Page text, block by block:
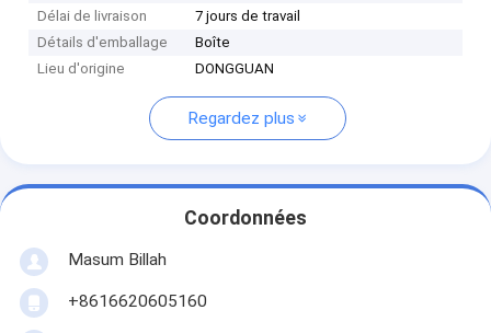
Délai de livraison
7 jours de travail
Détails d'emballage
Boîte
Lieu d'origine
DONGGUAN
Regardez plus
Coordonnées
Masum Billah
+8616620605160